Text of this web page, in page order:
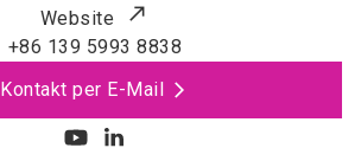
Website
+86 139 5993 8838
Kontakt per E-Mail